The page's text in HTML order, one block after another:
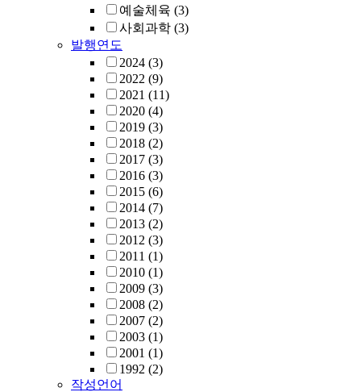
예술체육 (3)
사회과학 (3)
발행연도
2024 (3)
2022 (9)
2021 (11)
2020 (4)
2019 (3)
2018 (2)
2017 (3)
2016 (3)
2015 (6)
2014 (7)
2013 (2)
2012 (3)
2011 (1)
2010 (1)
2009 (3)
2008 (2)
2007 (2)
2003 (1)
2001 (1)
1992 (2)
작성언어